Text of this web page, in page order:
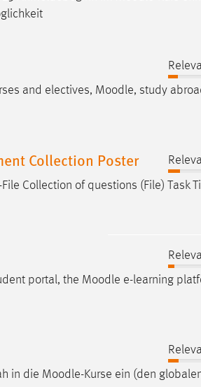
and electives, Moodle, study
Collection Poster
File Collection of questions (File) Task
portal, the Moodle e-learning
in die Moodle-Kurse ein (den